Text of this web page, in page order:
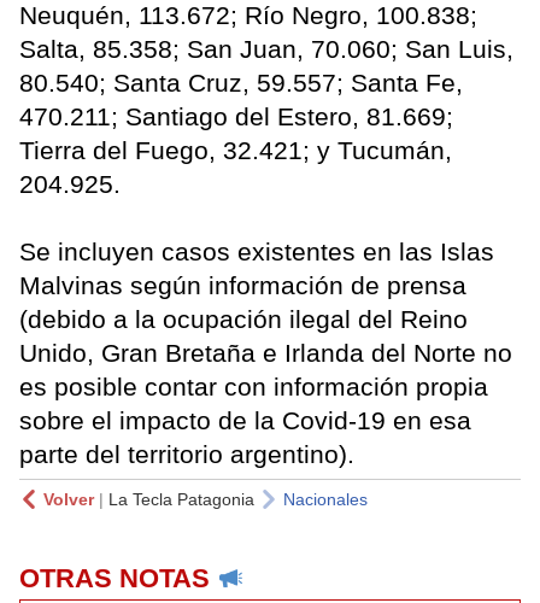
Neuquén, 113.672; Río Negro, 100.838;
Salta, 85.358; San Juan, 70.060; San Luis,
80.540; Santa Cruz, 59.557; Santa Fe,
470.211; Santiago del Estero, 81.669;
Tierra del Fuego, 32.421; y Tucumán,
204.925.
Se incluyen casos existentes en las Islas
Malvinas según información de prensa
(debido a la ocupación ilegal del Reino
Unido, Gran Bretaña e Irlanda del Norte no
es posible contar con información propia
sobre el impacto de la Covid-19 en esa
parte del territorio argentino).
Volver| La Tecla Patagonia Nacionales
OTRAS NOTAS